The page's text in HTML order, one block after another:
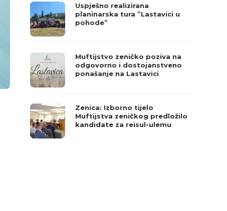
Uspješno realizirana
planinarska tura ”Lastavici u
pohode”
Muftijstvo zeničko poziva na
odgovorno i dostojanstveno
ponašanje na Lastavici
Zenica: Izborno tijelo
Muftijstva zeničkog predložilo
kandidate za reisul-ulemu